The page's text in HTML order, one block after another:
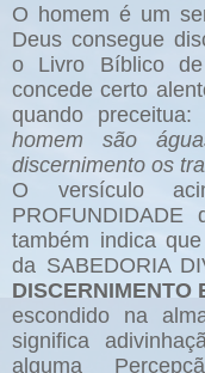
O homem é um
Deus consegue
o Livro Bíblico de
concede certo
quando preceitua:
homem são
discernimento os
O versículo
PROFUNDIDADE
também indica
da SABEDORIA
DISCERNIMENTO
escondido na
significa
alguma